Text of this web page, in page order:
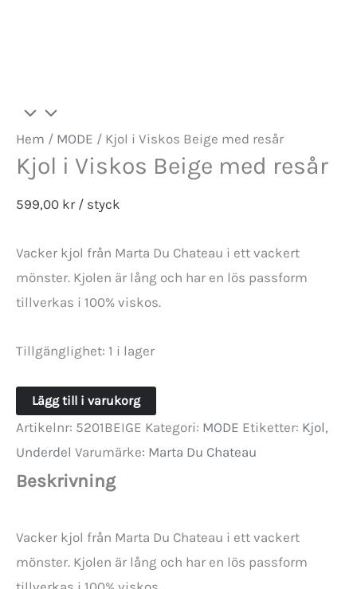
Hem / MODE / Kjol i Viskos Beige med resår
Kjol i Viskos Beige med resår
599,00 kr / styck
Vacker kjol från Marta Du Chateau i ett vackert
mönster. Kjolen är lång och har en lös passform
tillverkas i 100% viskos.
Tillgänglighet: 1 i lager
Kjol
i
Viskos
Beige
mängd
Lägg till i varukorg
Artikelnr: 5201BEIGE Kategori: MODE Etiketter: Kjol,
Underdel Varumärke: Marta Du Chateau
Beskrivning
Vacker kjol från Marta Du Chateau i ett vackert
mönster. Kjolen är lång och har en lös passform